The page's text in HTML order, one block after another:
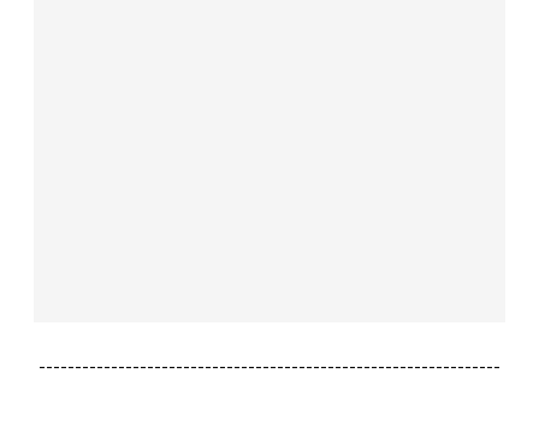
----------------------------------------------------------------